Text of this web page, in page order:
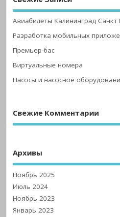
Авиабилеты Калининград Санкт
Разработка мобильных
Премьер-бас
Виртуальные номера
Насосы и насосное
Свежие Комментарии
Архивы
Ноябрь 2025
Июль 2024
Ноябрь 2023
Январь 2023